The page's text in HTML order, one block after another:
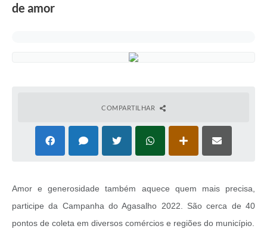
de amor
COMPARTILHAR
Amor e generosidade também aquece quem mais precisa,
participe da Campanha do Agasalho 2022. São cerca de 40
pontos de coleta em diversos comércios e regiões do município.